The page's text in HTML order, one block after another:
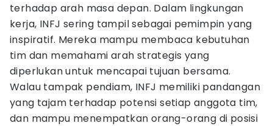
terhadap arah masa depan. Dalam lingkungan
kerja, INFJ sering tampil sebagai pemimpin yang
inspiratif. Mereka mampu membaca kebutuhan
tim dan memahami arah strategis yang
diperlukan untuk mencapai tujuan bersama.
Walau tampak pendiam, INFJ memiliki pandangan
yang tajam terhadap potensi setiap anggota tim,
dan mampu menempatkan orang-orang di posisi